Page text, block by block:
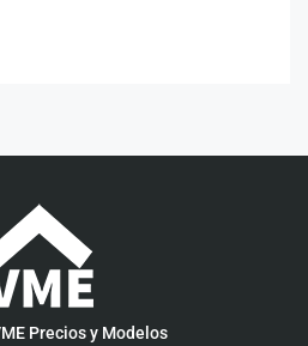
Precios y Modelos